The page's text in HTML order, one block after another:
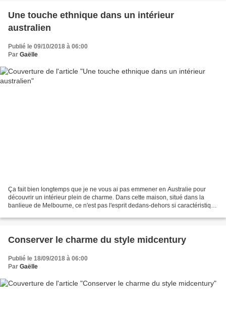
Une touche ethnique dans un intérieur
australien
Publié le 09/10/2018 à 06:00
Par Gaëlle
Ça fait bien longtemps que je ne vous ai pas emmener en Australie pour
découvrir un intérieur plein de charme. Dans cette maison, situé dans la
banlieue de Melbourne, ce n'est pas l'esprit dedans-dehors si caractéristique
Conserver le charme du style midcentury
Publié le 18/09/2018 à 06:00
Par Gaëlle